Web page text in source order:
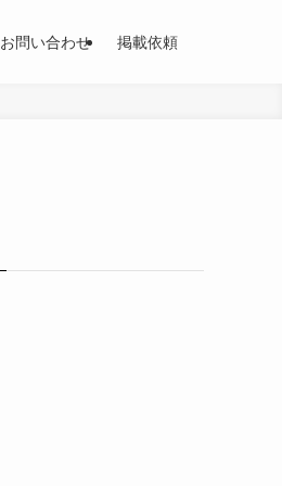
お問い合わせ 掲載依頼